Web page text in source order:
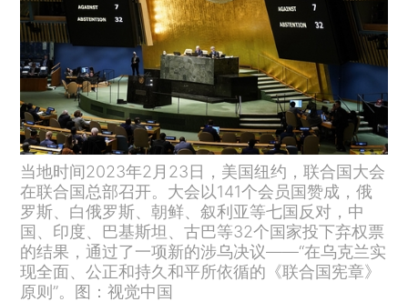
当地时间2023年2月23日，美国纽约，联合国大会
在联合国总部召开。大会以141个会员国赞成，俄
罗斯、白俄罗斯、朝鲜、叙利亚等七国反对，中
国、印度、巴基斯坦、古巴等32个国家投下弃权票
的结果，通过了一项新的涉乌决议——“在乌克兰实
现全面、公正和持久和平所依循的《联合国宪章》
原则”。图：视觉中国